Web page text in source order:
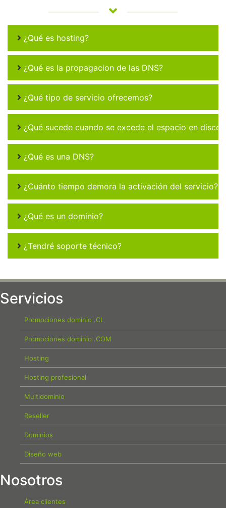
¿Qué es hosting?
¿Qué es la propagacion de las DNS?
¿Qué tipo de servicio ofrecemos?
¿Qué sucede cuando se excede el espacio en disco
¿Qué es una DNS?
¿Cuánto tiempo demora la activación del servicio?
¿Qué es un dominio?
¿Tendré soporte técnico?
Servicios
Promociones dominio .CL
Promociones dominio .COM
Hosting
Hosting profesional
Multidominio
Reseller
Dominios
Diseño web
Nosotros
Área clientes